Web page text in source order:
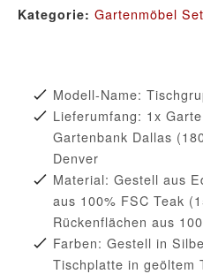
Kategorie: Gartenmöbel
Modell-Name:
Lieferumfang: 1x
Gartenbank Dallas
Denver
Material: Gestell aus
aus 100% FSC Teak
Rückenflächen aus
Farben: Gestell in
Tischplatte in geöltem